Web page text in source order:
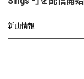
新曲情報